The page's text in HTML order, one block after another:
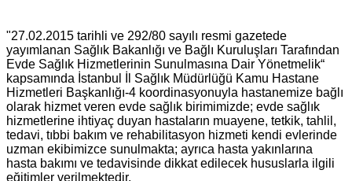
"27.02.2015 tarihli ve 292/80 sayılı resmi gazetede
yayımlanan Sağlık Bakanlığı ve Bağlı Kuruluşları Tarafından
Evde Sağlık Hizmetlerinin Sunulmasına Dair Yönetmelik“
kapsamında İstanbul İl Sağlık Müdürlüğü Kamu Hastane
Hizmetleri Başkanlığı-4 koordinasyonuyla hastanemize bağlı
olarak hizmet veren evde sağlık birimimizde; evde sağlık
hizmetlerine ihtiyaç duyan hastaların muayene, tetkik, tahlil,
tedavi, tıbbi bakım ve rehabilitasyon hizmeti kendi evlerinde
uzman ekibimizce sunulmakta; ayrıca hasta yakınlarına
hasta bakımı ve tedavisinde dikkat edilecek hususlarla ilgili
eğitimler verilmektedir.